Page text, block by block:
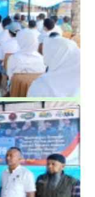
Penerbitan Buku
Kepulauan
Auh, Polsek dan
Kebakaran
Z (Nomor Urut 1)